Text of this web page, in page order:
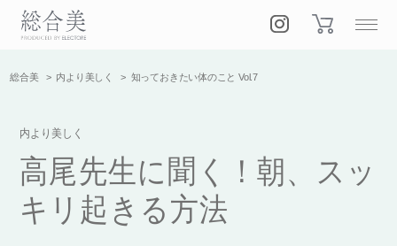
総合美 内より美しく 知っておきたい体のこと Vol.7
内より美しく
高尾先生に聞く！朝、スッ
キリ起きる方法